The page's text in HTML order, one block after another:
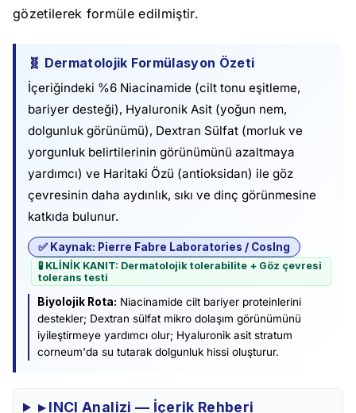
gözetilerek formüle edilmiştir.
🧬 Dermatolojik Formülasyon Özeti
İçeriğindeki %6 Niacinamide (cilt tonu eşitleme,
bariyer desteği), Hyaluronik Asit (yoğun nem,
dolgunluk görünümü), Dextran Sülfat (morluk ve
yorgunluk belirtilerinin görünümünü azaltmaya
yardımcı) ve Haritaki Özü (antioksidan) ile göz
çevresinin daha aydınlık, sıkı ve dinç görünmesine
katkıda bulunur.
✅ Kaynak: Pierre Fabre Laboratories / CosIng
🧪 KLİNİK KANIT: Dermatolojik tolerabilite + Göz çevresi
tolerans testi
Biyolojik Rota: Niacinamide cilt bariyer proteinlerini
destekler; Dextran sülfat mikro dolaşım görünümünü
iyileştirmeye yardımcı olur; Hyaluronik asit stratum
corneum'da su tutarak dolgunluk hissi oluşturur.
▸ INCI Analizi — İçerik Rehberi